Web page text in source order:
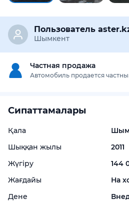
Пользователь
Шымкент
Частная продажа
Автомобиль продается
Сипаттамалары
Қала
Шыққан жылы
2011
Жүгіру
144
Жағдайы
На
Дене